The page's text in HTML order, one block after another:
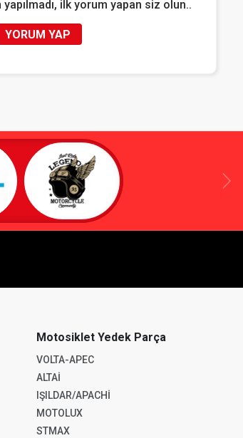
ilk yorum yapan siz olun..
YORUM YAP
Motosiklet Yedek Parça
VOLTA-APEC
ALTAİ
IŞILDAR/APACHİ
MOTOLUX
STMAX